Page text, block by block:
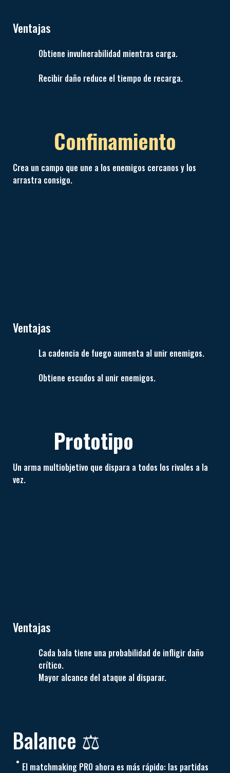
Ventajas
Obtiene invulnerabilidad mientras carga.
Recibir daño reduce el tiempo de recarga.
Confinamiento
Crea un campo que une a los enemigos cercanos y los
arrastra consigo.
Ventajas
La cadencia de fuego aumenta al unir enemigos.
Obtiene escudos al unir enemigos.
Prototipo
Un arma multiobjetivo que dispara a todos los rivales a la
vez.
Ventajas
Cada bala tiene una probabilidad de infligir daño
crítico.
Mayor alcance del ataque al disparar.
Balance ⚖️
El matchmaking PRO ahora es más rápido: las partidas